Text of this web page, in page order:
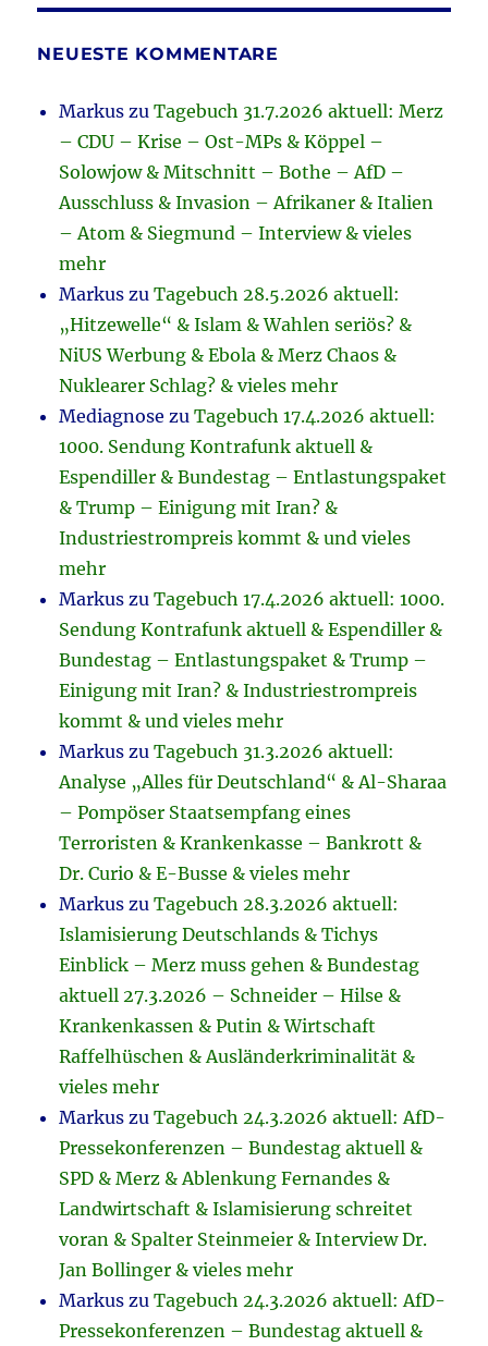
NEUESTE KOMMENTARE
Markus zuTagebuch 31.7.2026 aktuell: Merz
– CDU – Krise – Ost-MPs & Köppel –
Solowjow & Mitschnitt – Bothe – AfD –
Ausschluss & Invasion – Afrikaner & Italien
– Atom & Siegmund – Interview & vieles
mehr
Markus zuTagebuch 28.5.2026 aktuell:
„Hitzewelle“ & Islam & Wahlen seriös? &
NiUS Werbung & Ebola & Merz Chaos &
Nuklearer Schlag? & vieles mehr
Mediagnose zuTagebuch 17.4.2026 aktuell:
1000. Sendung Kontrafunk aktuell &
Espendiller & Bundestag – Entlastungspaket
& Trump – Einigung mit Iran? &
Industriestrompreis kommt & und vieles
mehr
Markus zuTagebuch 17.4.2026 aktuell: 1000.
Sendung Kontrafunk aktuell & Espendiller &
Bundestag – Entlastungspaket & Trump –
Einigung mit Iran? & Industriestrompreis
kommt & und vieles mehr
Markus zuTagebuch 31.3.2026 aktuell:
Analyse „Alles für Deutschland“ & Al-Sharaa
– Pompöser Staatsempfang eines
Terroristen & Krankenkasse – Bankrott &
Dr. Curio & E-Busse & vieles mehr
Markus zuTagebuch 28.3.2026 aktuell:
Islamisierung Deutschlands & Tichys
Einblick – Merz muss gehen & Bundestag
aktuell 27.3.2026 – Schneider – Hilse &
Krankenkassen & Putin & Wirtschaft
Raffelhüschen & Ausländerkriminalität &
vieles mehr
Markus zuTagebuch 24.3.2026 aktuell: AfD-
Pressekonferenzen – Bundestag aktuell &
SPD & Merz & Ablenkung Fernandes &
Landwirtschaft & Islamisierung schreitet
voran & Spalter Steinmeier & Interview Dr.
Jan Bollinger & vieles mehr
Markus zuTagebuch 24.3.2026 aktuell: AfD-
Pressekonferenzen – Bundestag aktuell &